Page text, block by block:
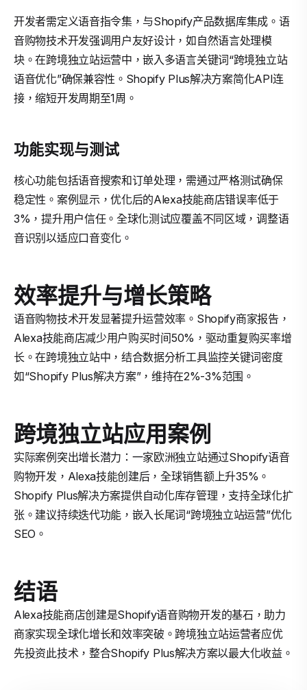
开发者需定义语音指令集，与Shopify产品数据库集成。语
音购物技术开发强调用户友好设计，如自然语言处理模
块。在跨境独立站运营中，嵌入多语言关键词“跨境独立站
语音优化”确保兼容性。Shopify Plus解决方案简化API连
接，缩短开发周期至1周。
功能实现与测试
核心功能包括语音搜索和订单处理，需通过严格测试确保
稳定性。案例显示，优化后的Alexa技能商店错误率低于
3%，提升用户信任。全球化测试应覆盖不同区域，调整语
音识别以适应口音变化。
效率提升与增长策略
语音购物技术开发显著提升运营效率。Shopify商家报告，
Alexa技能商店减少用户购买时间50%，驱动重复购买率增
长。在跨境独立站中，结合数据分析工具监控关键词密度
如“Shopify Plus解决方案”，维持在2%-3%范围。
跨境独立站应用案例
实际案例突出增长潜力：一家欧洲独立站通过Shopify语音
购物开发，Alexa技能创建后，全球销售额上升35%。
Shopify Plus解决方案提供自动化库存管理，支持全球化扩
张。建议持续迭代功能，嵌入长尾词“跨境独立站运营”优化
SEO。
结语
Alexa技能商店创建是Shopify语音购物开发的基石，助力
商家实现全球化增长和效率突破。跨境独立站运营者应优
先投资此技术，整合Shopify Plus解决方案以最大化收益。